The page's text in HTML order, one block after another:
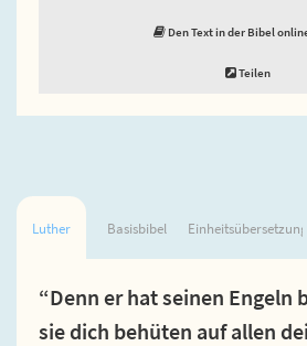
Den Text in der Bibel
Teilen
Luther Basisbibel Einheitsübersetzung
“Denn er hat seinen Engeln
sie dich behüten auf allen